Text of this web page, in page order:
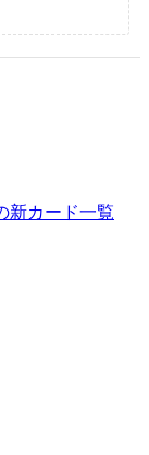
新カード一覧